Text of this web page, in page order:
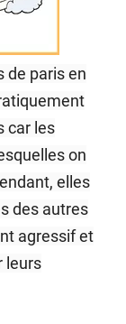
de paris en
car les
on
elles
des autres
agressif et
leurs